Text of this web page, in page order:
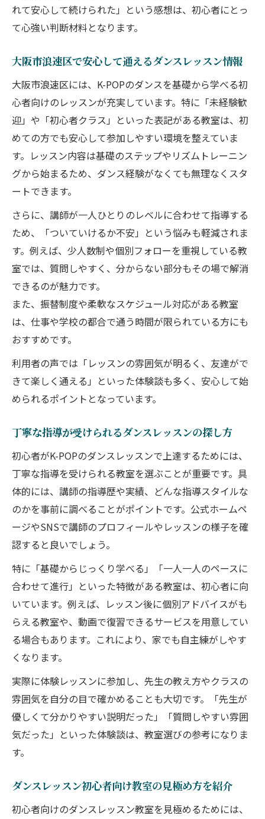
れて安心して続けられた」という感想は、初心者にとっ
て心強い判断材料となります。
大阪市浪速区で安心して通えるダンスレッスン情報
大阪市浪速区には、K-POPのダンスを基礎から学べる初
心者向けのレッスンが充実しています。特に「未経験歓
迎」や「初心者クラス」といった表記がある教室は、初
めての方でも安心して参加しやすい環境を整えていま
す。レッスン内容は基礎のステップやリズムトレーニン
グから始まるため、ダンス経験がなくても無理なくスタ
ートできます。
さらに、講師が一人ひとりのレベルに合わせて指導する
ため、「ついていけるか不安」という悩みも軽減されま
す。例えば、少人数制や個別フォローを重視している教
室では、質問しやすく、分からない部分もその場で解消
できるのが魅力です。
また、振替制度や柔軟なスケジュール対応がある教室
は、仕事や学校の都合で通う時間が限られている方にも
おすすめです。
利用者の声では「レッスンの雰囲気が明るく、友達がで
きて楽しく通える」といった体験談も多く、安心して始
められるポイントとなっています。
丁寧な指導が受けられるダンスレッスンの探し方
初心者がK-POPのダンスレッスンで上達するためには、
丁寧な指導を受けられる教室を選ぶことが重要です。具
体的には、講師の指導歴や実績、どんな指導スタイルな
のかを事前に調べることがポイントです。公式ホームペ
ージやSNSで講師のプロフィールやレッスンの様子を確
認すると良いでしょう。
特に「基礎からじっくり学べる」「一人一人のペースに
合わせて進行」といった特徴がある教室は、初心者に向
いています。例えば、レッスン後に個別アドバイスがも
らえる教室や、動画で復習できるサービスを用意してい
る場合もあります。これにより、家でも自主練がしやす
くなります。
実際に体験レッスンに参加し、先生の教え方やクラスの
雰囲気を自分の目で確かめることも大切です。「先生が
優しくて分かりやすい説明だった」「質問しやすい雰囲
気だった」といった体験談は、教室選びの参考になりま
す。
ダンスレッスン初心者向け教室の見極め方を紹介
初心者向けのダンスレッスン教室を見極めるためには、